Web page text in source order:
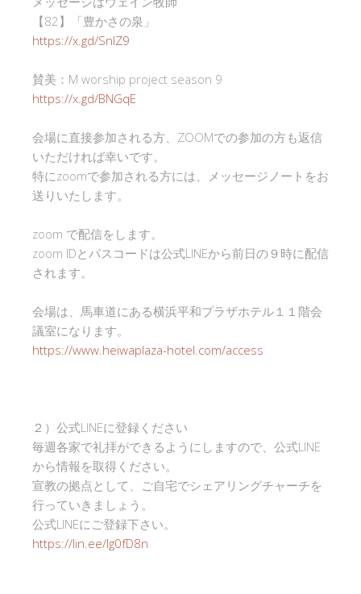
【82】「豊かさの泉」
https://x.gd/SnlZ9
賛美：M worship project season 9
https://x.gd/BNGqE
会場に直接参加される方、ZOOMでの参加の方も返信
いただければ幸いです。
特にzoomで参加される方には、メッセージノートをお
送りいたします。
zoom で配信をします。
zoom IDとパスコードは公式LINEから前日の９時に配信
されます。
会場は、馬車道にある横浜平和プラザホテル１１階会
議室になります。
https://www.heiwaplaza-hotel.com/access
２）公式LINEに登録ください
毎週各家で礼拝ができるようにしますので、公式LINE
から情報を取得ください。
宣教の拠点として、ご自宅でシェアリングチャーチを
行っていきましょう。
公式LINEにご登録下さい。
https://lin.ee/Ig0fD8n